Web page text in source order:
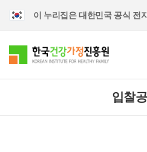
이 누리집은 대한민국 공식 전
입찰